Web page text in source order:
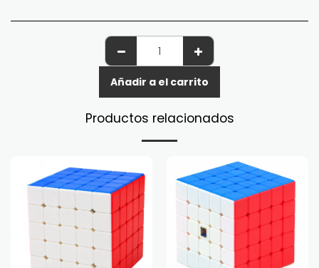
Añadir a el carrito
Productos relacionados